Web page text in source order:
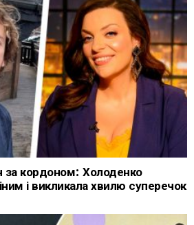
за кордоном: Холоденко
і викликала хвилю суперечок